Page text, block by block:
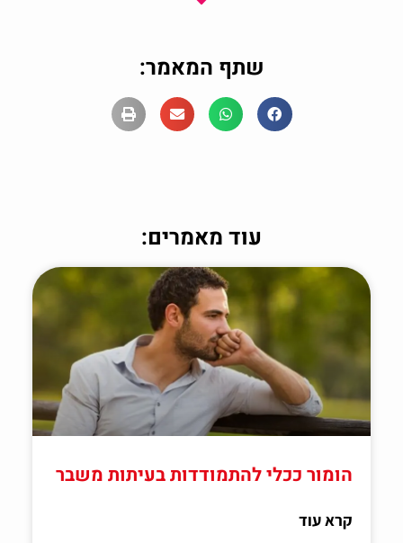
שתף המאמר:
עוד מאמרים:
הומור ככלי להתמודדות בעיתות משבר
קרא עוד